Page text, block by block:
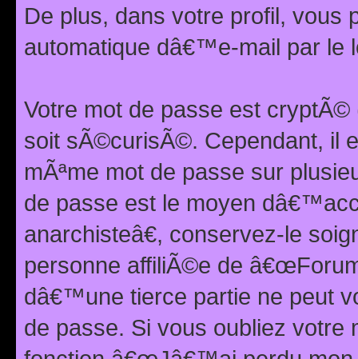
De plus, dans votre profil,
automatique dâ€™e-mail par le
Votre mot de passe est
soit sÃ©curisÃ©. Cependant, il
mÃªme mot de passe sur
de passe est le moyen
anarchisteâ€, conservez-le
personne affiliÃ©e de
dâ€™une tierce partie ne peut
de passe. Si vous oubliez votre